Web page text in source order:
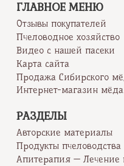
ГЛАВНОЕ МЕНЮ
Отзывы покупателей
Пчеловодное хозяйство
Видео с нашей пасеки
Карта сайта
Продажа Сибирского
Интернет-магазин
РАЗДЕЛЫ
Авторские материалы
Продукты пчеловодства
Апитерапия — Лечение